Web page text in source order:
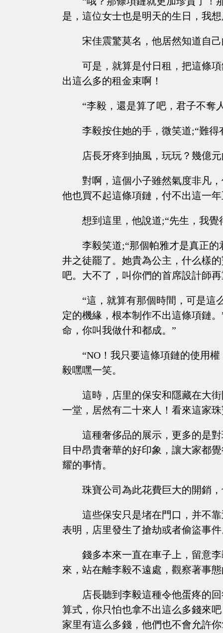
是，這位女士也是明天的生日，我
宋佳震驚莫名，他居然知道自
可是，就算是付日租，把這條
出這么多的租金束啊！
“李毅，還是算了吧，君子不奪
李毅按住她的手，微笑道;“難
店長牙疼到抽風，玩玩？幾億
對啊，這個小子雖然氣度非凡
他也買不起這條項鏈，付不出這一
想到這里，他說道;“先生，我覺
李毅笑道;“那個帕雅才是真正
井之徒罷了。她貴為公主，什么樣
吧。大不了，叫你們的首席設計師
“這，就算有那個時間，可是這
定的機緣，根本制作不出這條項鏈
命，你叫我做什和都成。”
“NO！我只要這條項鏈的使用
毅嘿嘿一笑。
這時，店里的保安和隱藏在大
一堂，居然有二十來人！看來這家
這種奢侈品的展示，更多的是
目中昂貴奢華的好印象，讓大家都
耀的事情。
珠寶公司為此花費巨大的開銷
這些保安只是堵在門口，并不
表明，店里發生了搶劫或者偷盜事
錢多本來一直在車子上，留意
來，站在離李毅不遠處，觀察著事
店長聽到李毅這種令他蛋疼的
算式，你只怕也拿不出這么多錢來
家里有這么多錢，他們也不會允許